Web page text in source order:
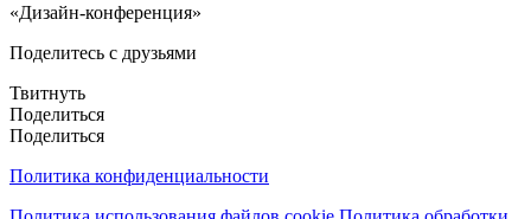
«Дизайн-конференция»
Поделитесь с друзьями
Твитнуть
Поделиться
Поделиться
Политика конфиденциальности